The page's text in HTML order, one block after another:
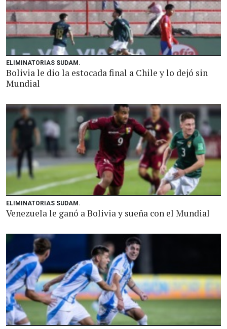
ELIMINATORIAS SUDAM.
Bolivia le dio la estocada final a Chile y lo dejó sin
Mundial
ELIMINATORIAS SUDAM.
Venezuela le ganó a Bolivia y sueña con el Mundial